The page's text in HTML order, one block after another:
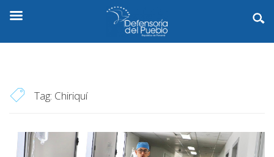
Tag: Chiriquí